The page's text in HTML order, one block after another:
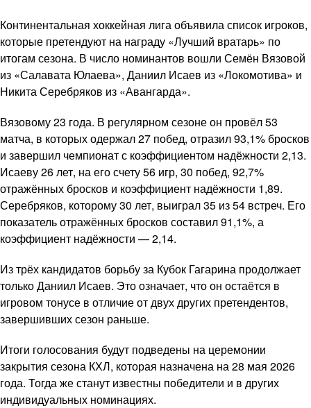
Континентальная хоккейная лига объявила список игроков,
которые претендуют на награду «Лучший вратарь» по
итогам сезона. В число номинантов вошли Семён Вязовой
из «Салавата Юлаева», Даниил Исаев из «Локомотива» и
Никита Серебряков из «Авангарда».
Вязовому 23 года. В регулярном сезоне он провёл 53
матча, в которых одержал 27 побед, отразил 93,1% бросков
и завершил чемпионат с коэффициентом надёжности 2,13.
Исаеву 26 лет, на его счету 56 игр, 30 побед, 92,7%
отражённых бросков и коэффициент надёжности 1,89.
Серебряков, которому 30 лет, выиграл 35 из 54 встреч. Его
показатель отражённых бросков составил 91,1%, а
коэффициент надёжности — 2,14.
Из трёх кандидатов борьбу за Кубок Гагарина продолжает
только Даниил Исаев. Это означает, что он остаётся в
игровом тонусе в отличие от двух других претендентов,
завершивших сезон раньше.
Итоги голосования будут подведены на церемонии
закрытия сезона КХЛ, которая назначена на 28 мая 2026
года. Тогда же станут известны победители и в других
индивидуальных номинациях.